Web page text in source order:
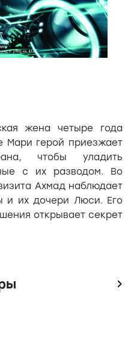
жена четыре года
Мари герой приезжает
чтобы уладить
с их разводом. Во
Ахмад наблюдает
и их дочери Люси. Его
открывает секрет
icon